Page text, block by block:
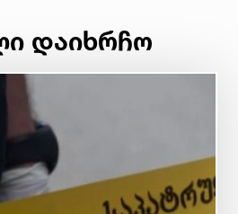
დაიხრჩო